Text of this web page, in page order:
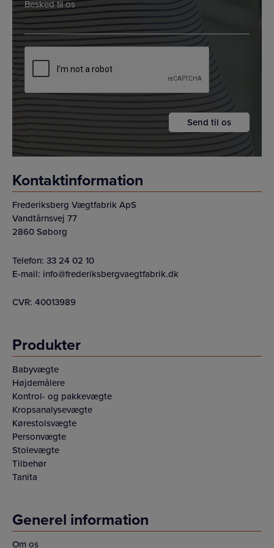
Besked
*
*
Kontaktinformation
Frederiksberg Vægtfabrik ApS
Vandtårnsvej 77
2860 Søborg
Telefon: 33 24 02 10
E-mail: info@frederiksbergvaegtfabrik.dk
CVR: 40013989
Produkter
Babyvægte
Højdemålere
Kontrol- og pakkevægte
Kropsanalysevægte
Kørestolsvægte
Personvægte
Stolevægte
Tilbehør
Tanita
Generel information
Om os